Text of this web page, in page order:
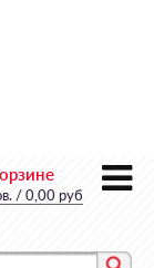
В корзине